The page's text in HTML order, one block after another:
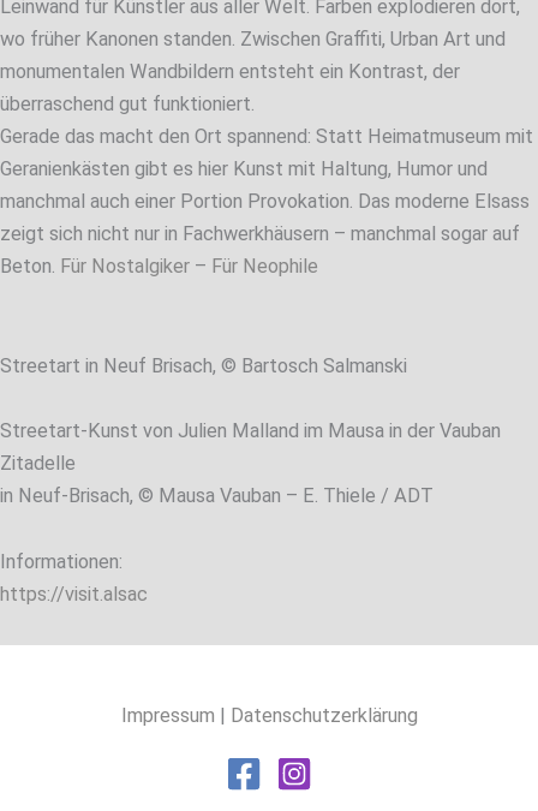
Leinwand für Künstler aus aller Welt. Farben explodieren dort,
wo früher Kanonen standen. Zwischen Graffiti, Urban Art und
monumentalen Wandbildern entsteht ein Kontrast, der
überraschend gut funktioniert.
Gerade das macht den Ort spannend: Statt Heimatmuseum mit
Geranienkästen gibt es hier Kunst mit Haltung, Humor und
manchmal auch einer Portion Provokation. Das moderne Elsass
zeigt sich nicht nur in Fachwerkhäusern – manchmal sogar auf
Beton. Für Nostalgiker – Für Neophile
Streetart in Neuf Brisach, © Bartosch Salmanski
Streetart-Kunst von Julien Malland im Mausa in der Vauban
Zitadelle
in Neuf-Brisach, © Mausa Vauban – E. Thiele / ADT
Informationen:
https://visit.alsac
Impressum | Datenschutzerklärung